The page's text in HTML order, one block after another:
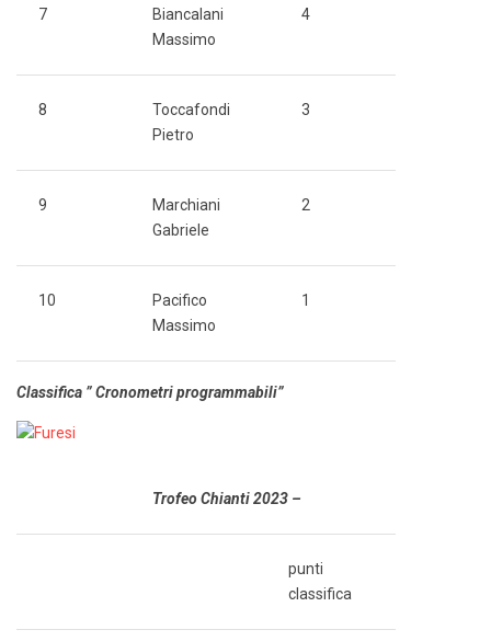
7
Biancalani
Massimo
4
8
Toccafondi
Pietro
3
9
Marchiani
Gabriele
2
10
Pacifico
Massimo
1
Classifica ” Cronometri programmabili”
Trofeo Chianti 2023 –
punti
classifica